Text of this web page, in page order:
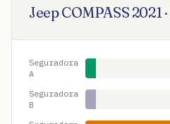
JeepCOMPASS 2021·
Seguradora
A
Seguradora
B